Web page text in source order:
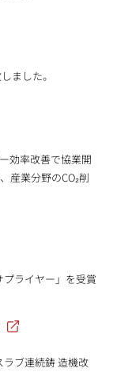
ました。
効率改善で協業開
産業分野のCO₂削
プライヤー」を受賞
ブ連続鋳 造機改